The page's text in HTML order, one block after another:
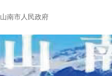
山南市人民政府